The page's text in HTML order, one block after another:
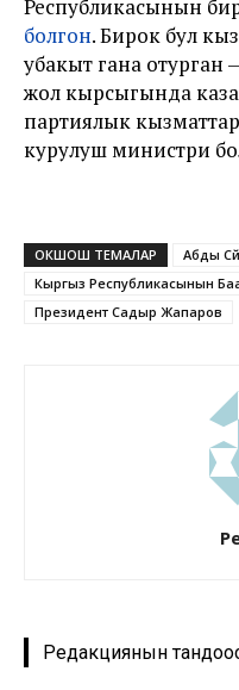
Республикасынын
болгон. Бирок бул
убакыт гана
жол кырсыгында каза
партиялык
курулуш министри
ОКШОШ ТЕМАЛАР Абды
Кыргыз Республикасынын
Президент Садыр Жапаров
Редакциянын